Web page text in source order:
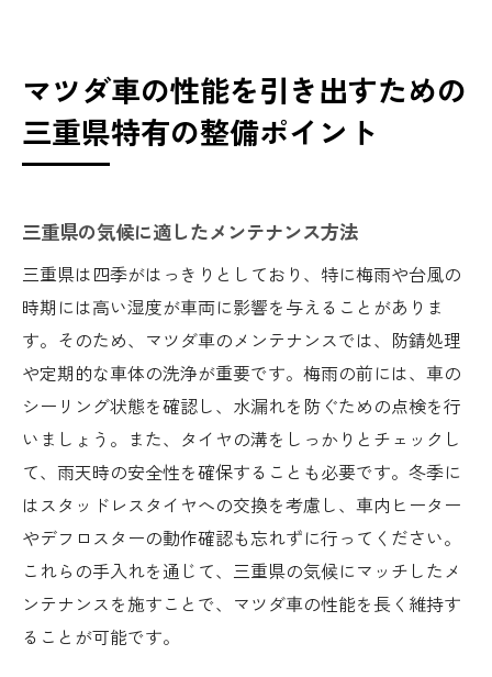
マツダ車の性能を引き出すための
三重県特有の整備ポイント
三重県の気候に適したメンテナンス方法
三重県は四季がはっきりとしており、特に梅雨や台風の
時期には高い湿度が車両に影響を与えることがありま
す。そのため、マツダ車のメンテナンスでは、防錆処理
や定期的な車体の洗浄が重要です。梅雨の前には、車の
シーリング状態を確認し、水漏れを防ぐための点検を行
いましょう。また、タイヤの溝をしっかりとチェックし
て、雨天時の安全性を確保することも必要です。冬季に
はスタッドレスタイヤへの交換を考慮し、車内ヒーター
やデフロスターの動作確認も忘れずに行ってください。
これらの手入れを通じて、三重県の気候にマッチしたメ
ンテナンスを施すことで、マツダ車の性能を長く維持す
ることが可能です。